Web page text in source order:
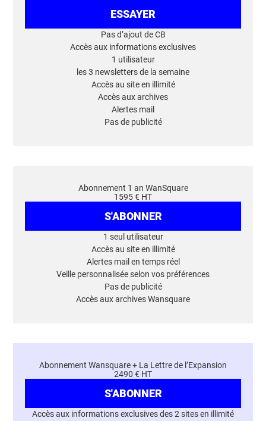
ESSAYER
Pas d’ajout de CB
Accès aux informations exclusives
1 utilisateur
les 3 newsletters de la semaine
Accès au site en illimité
Accès aux archives
Alertes mail
Pas de publicité
Abonnement 1 an WanSquare
1595 € HT
S'ABONNER
1 seul utilisateur
Accès au site en illimité
Alertes mail en temps réel
Veille personnalisée selon vos préférences
Pas de publicité
Accès aux archives Wansquare
Abonnement Wansquare + La Lettre de l’Expansion
2490 € HT
S'ABONNER
Accès aux informations exclusives des 2 sites en illimité